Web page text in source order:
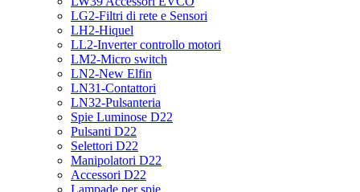
LG2-Filtri di rete e Sensori
LH2-Hiquel
LL2-Inverter controllo motori
LM2-Micro switch
LN2-New Elfin
LN31-Contattori
LN32-Pulsanteria
Spie Luminose D22
Pulsanti D22
Selettori D22
Manipolatori D22
Accessori D22
Lampade per spie